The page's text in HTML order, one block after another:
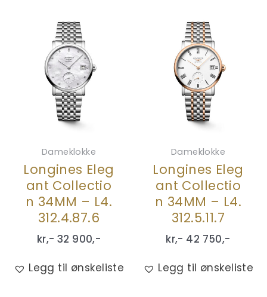
Dameklokke
Longines Eleg
ant Collectio
n 34MM – L4.
312.4.87.6
kr,- 32 900,-
Legg til ønskeliste
Dameklokke
Longines Eleg
ant Collectio
n 34MM – L4.
312.5.11.7
kr,- 42 750,-
Legg til ønskeliste